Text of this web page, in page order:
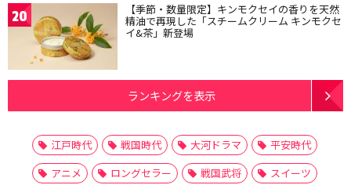
20 【季節・数量限定】キンモクセイの香りを天然
精油で再現した「スチームクリーム キンモクセ
イ&茶」新登場
ランキングを表示
江戸時代 戦国時代 大河ドラマ
平安時代
アニメ
ロングセラー 戦国武将
スイーツ